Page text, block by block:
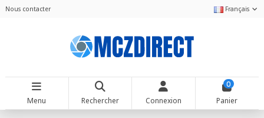
Nous contacter Français
Menu Rechercher Connexion
0
Panier